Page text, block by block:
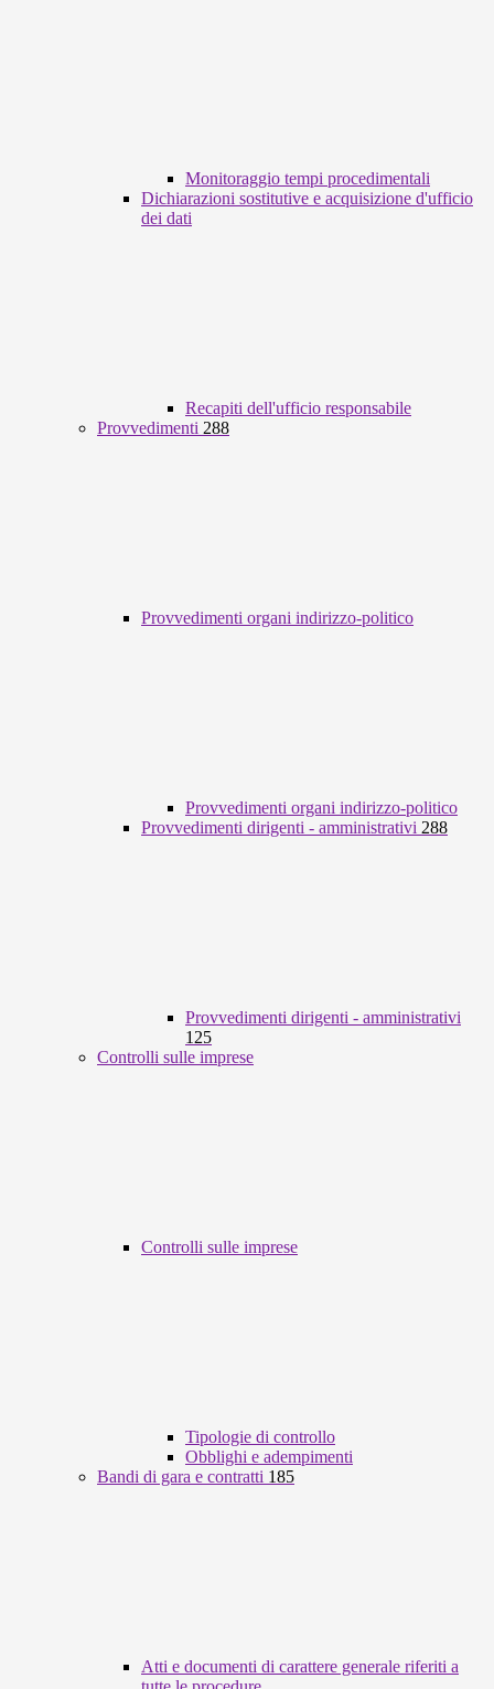
Monitoraggio tempi procedimentali
Dichiarazioni sostitutive e acquisizione d'ufficio
dei dati
Recapiti dell'ufficio responsabile
Provvedimenti 288
Provvedimenti organi indirizzo-politico
Provvedimenti organi indirizzo-politico
Provvedimenti dirigenti - amministrativi 288
Provvedimenti dirigenti - amministrativi
125
Controlli sulle imprese
Controlli sulle imprese
Tipologie di controllo
Obblighi e adempimenti
Bandi di gara e contratti 185
Atti e documenti di carattere generale riferiti a